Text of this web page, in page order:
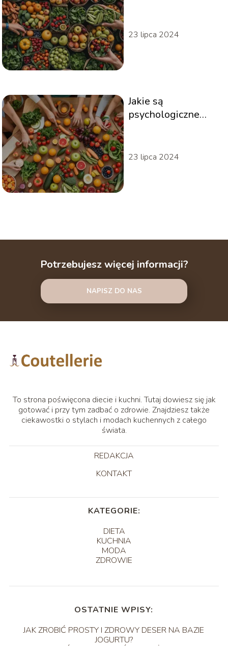
23 lipca 2024
Jakie są
psychologiczne
23 lipca 2024
Potrzebujesz więcej informacji?
NAPISZ DO NAS
To strona poświęcona diecie i kuchni. Tutaj dowiesz się jak
gotować i przy tym zadbać o zdrowie. Znajdziesz także
ciekawostki o stylach i modach kuchennych z całego
świata.
REDAKCJA
KONTAKT
KATEGORIE:
DIETA
KUCHNIA
MODA
ZDROWIE
OSTATNIE WPISY:
JAK ZROBIĆ PROSTY I ZDROWY DESER NA BAZIE
JOGURTU?